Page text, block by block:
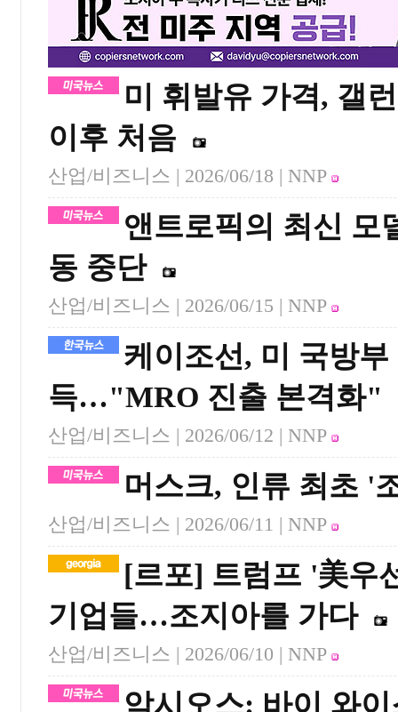
미 휘발유 가격, 갤
이후 처음
산업/비즈니스 | 2026/06/18 | NNP
앤트로픽의 최신 모
동 중단
산업/비즈니스 | 2026/06/15 | NNP
케이조선, 미 국방
득…"MRO 진출 본격화"
산업/비즈니스 | 2026/06/12 | NNP
머스크, 인류 최초 '
산업/비즈니스 | 2026/06/11 | NNP
[르포] 트럼프 '美우
기업들…조지아를 가다
산업/비즈니스 | 2026/06/10 | NNP
악시오스: 바이 와